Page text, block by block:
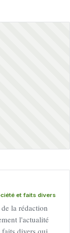
et faits divers
la rédaction
l'actualité